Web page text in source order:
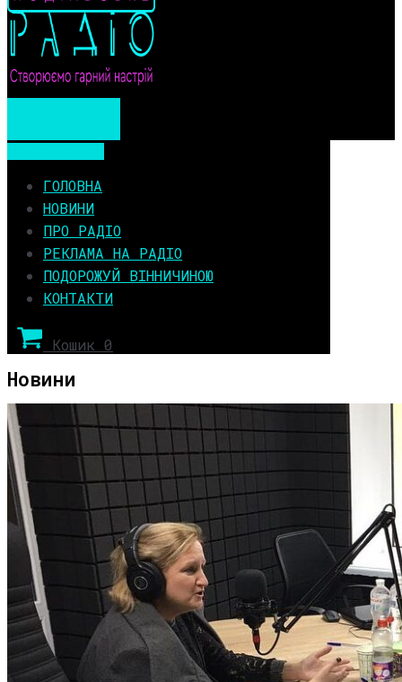
ГОЛОВНА
НОВИНИ
ПРО РАДІО
РЕКЛАМА НА РАДІО
ПОДОРОЖУЙ ВІННИЧИНОЮ
КОНТАКТИ
Кошик 0
Новини